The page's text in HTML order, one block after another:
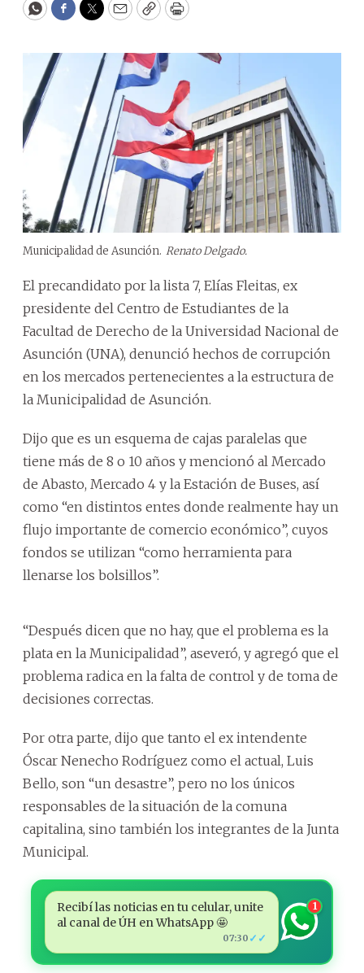
WhatsApp
Facebook
Twitter
EmailCopyPrint
Municipalidad de Asunción. Renato Delgado.
El precandidato por la lista 7, Elías Fleitas, ex
presidente del Centro de Estudiantes de la
Facultad de Derecho de la Universidad Nacional de
Asunción (UNA), denunció hechos de corrupción
en los mercados pertenecientes a la estructura de
la Municipalidad de Asunción.
Dijo que es un esquema de cajas paralelas que
tiene más de 8 o 10 años y mencionó al Mercado
de Abasto, Mercado 4 y la Estación de Buses, así
como “en distintos entes donde realmente hay un
flujo importante de comercio económico”, cuyos
fondos se utilizan “como herramienta para
llenarse los bolsillos”.
“Después dicen que no hay, que el problema es la
plata en la Municipalidad”, aseveró, y agregó que el
problema radica en la falta de control y de toma de
decisiones correctas.
Por otra parte, dijo que tanto el ex intendente
Óscar Nenecho Rodríguez como el actual, Luis
Bello, son “un desastre”, pero no los únicos
responsables de la situación de la comuna
capitalina, sino también los integrantes de la Junta
Municipal.
Recibí las noticias en tu celular, unite
al canal de ÚH en WhatsApp 🤩
07:30 ✓✓
1